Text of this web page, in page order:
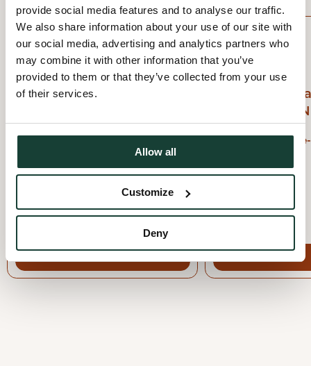
provide social media features and to analyse our traffic.
We also share information about your use of our site with
our social media, advertising and analytics partners who
may combine it with other information that you’ve
provided to them or that they’ve collected from your use
of their services.
Allow all
Customize
Deny
21 June 2025
LAUNCH
🌿 Lancement &
urbains Notman🌸🐝 - Le
Montreal, Montréal
01 - 30 May 2025
BENEFIT EVENT
Concours de
de déchets à
Nicolet,